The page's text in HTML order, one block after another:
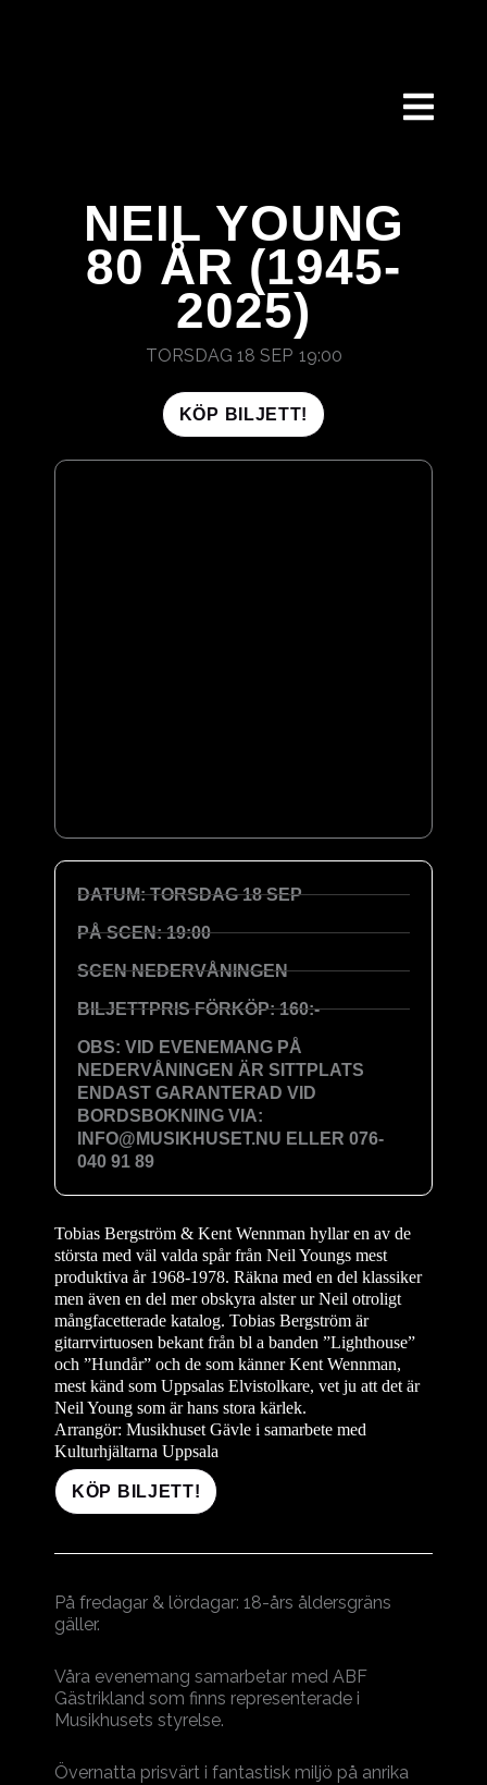
NEIL YOUNG
80 ÅR (1945-
2025)
TORSDAG 18 SEP 19:00
KÖP BILJETT!
DATUM: TORSDAG 18 SEP
PÅ SCEN: 19:00
SCEN NEDERVÅNINGEN
BILJETTPRIS FÖRKÖP: 160:-
OBS: VID EVENEMANG PÅ
NEDERVÅNINGEN ÄR SITTPLATS
ENDAST GARANTERAD VID
BORDSBOKNING VIA:
INFO@MUSIKHUSET.NU ELLER 076-
040 91 89
Tobias Bergström & Kent Wennman hyllar en av de
största med väl valda spår från Neil Youngs mest
produktiva år 1968-1978. Räkna med en del klassiker
men även en del mer obskyra alster ur Neil otroligt
mångfacetterade katalog. Tobias Bergström är
gitarrvirtuosen bekant från bl a banden ”Lighthouse”
och ”Hundår” och de som känner Kent Wennman,
mest känd som Uppsalas Elvistolkare, vet ju att det är
Neil Young som är hans stora kärlek.
Arrangör: Musikhuset Gävle i samarbete med
Kulturhjältarna Uppsala
KÖP BILJETT!
På fredagar & lördagar: 18-års åldersgräns
gäller.
Våra evenemang samarbetar med ABF
Gästrikland som finns representerade i
Musikhusets styrelse.
Övernatta prisvärt i fantastisk miljö på anrika